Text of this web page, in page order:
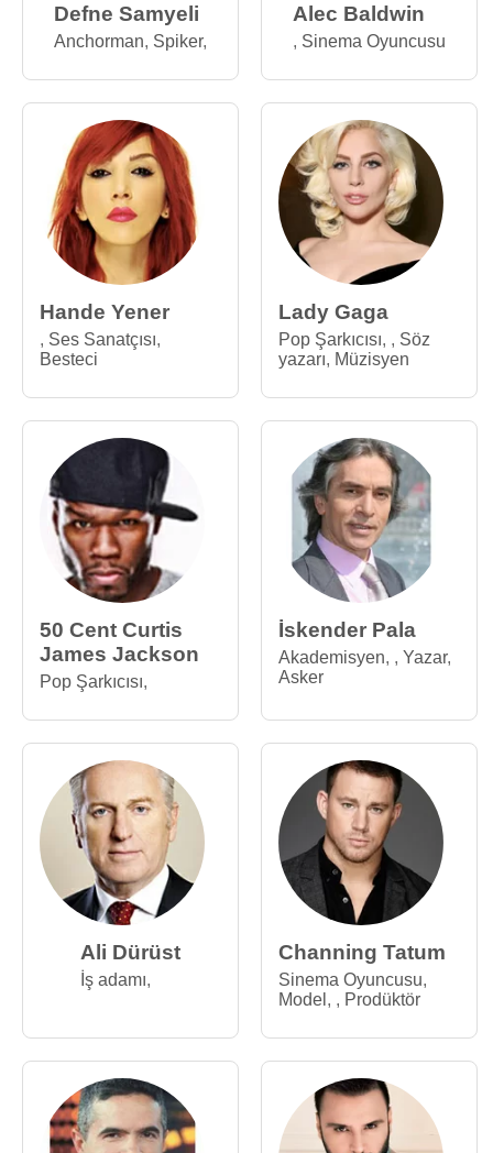
Defne Samyeli
Anchorman, Spiker,
Alec Baldwin
, Sinema Oyuncusu
Hande Yener
, Ses Sanatçısı,
Besteci
Lady Gaga
Pop Şarkıcısı, , Söz
yazarı, Müzisyen
50 Cent Curtis
James Jackson
Pop Şarkıcısı,
İskender Pala
Akademisyen, , Yazar,
Asker
Ali Dürüst
İş adamı,
Channing Tatum
Sinema Oyuncusu,
Model , , Prodüktör